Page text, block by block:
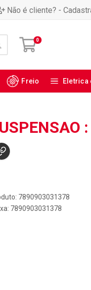
Não é cliente? -
0
Freio Eletrica
7890903031378
7890903031378